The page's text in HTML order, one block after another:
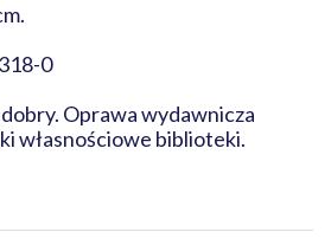
0
Oprawa wydawnicza
własnościowe biblioteki.